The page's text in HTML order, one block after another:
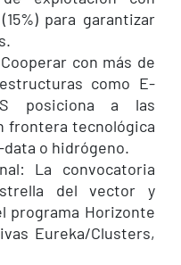
para garantizar
con más de
como E-
posiciona a las
frontera tecnológica
o hidrógeno.
La convocatoria
del vector y
programa Horizonte
Eureka/Clusters,